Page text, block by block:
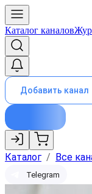
Каталог каналов
Добавить канал
Каталог / Все
Telegram